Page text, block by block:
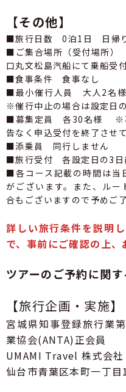
【その他】
■旅行日数 0泊1日 日帰
■ご集合場所（受付場所）
口丸文松島汽船にて乗船受
■食事条件 食事なし
■最小催行人員 大人2名様
※催行中止の場合は設定日
■募集定員 各30名様 ※募
告なく申込受付を終了させ
■添乗員 同行しません
■旅行受付 各設定日の3日
■各コース記載の時間は当
がございます。また、ル
合もございますので予めご
詳しい旅行条件を説明
で、事前にご確認の上、
ツアーのご予約に関
【旅行企画・実施】
宮城県知事登録旅行業
業協会(ANTA)正会員
UMAMI Travel 株式会社
仙台市青葉区本町一丁